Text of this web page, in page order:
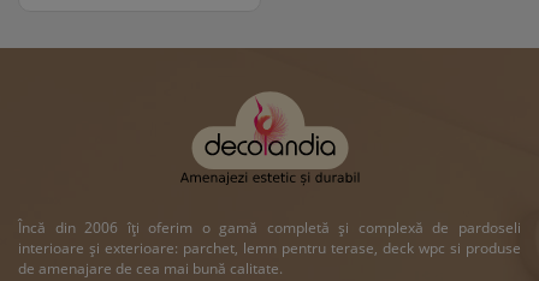
Încă din 2006 îți oferim o gamă completă și complexă de pardoseli
interioare și exterioare: parchet, lemn pentru terase, deck wpc si produse
de amenajare de cea mai bună calitate.